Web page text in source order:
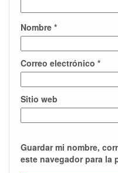
Nombre *
Correo electrónico *
Sitio web
Guardar mi nombre,
este navegador para la